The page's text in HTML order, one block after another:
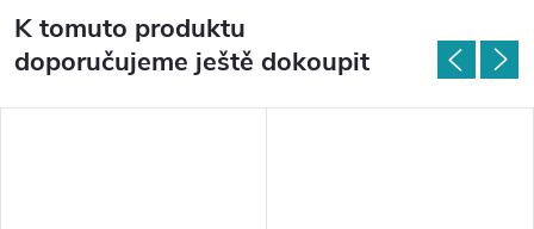
K tomuto produktu
doporučujeme ještě dokoupit